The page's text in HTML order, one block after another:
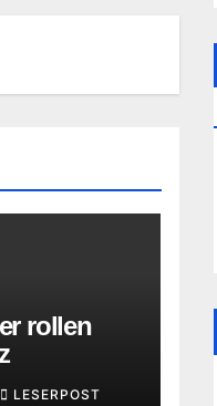
rollen
LESERPOST